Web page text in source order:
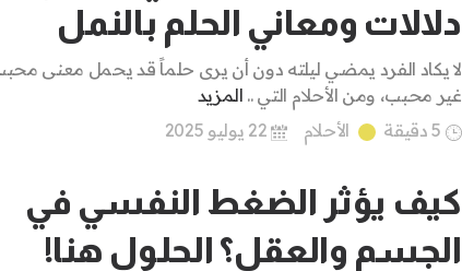
دلالات ومعاني الحلم بالنمل
لا يكاد الفرد يمضي ليلته دون أن يرى حلماً قد يحمل معنى
غير محبب، ومن الأحلام التي .. المزيد
5 دقيقة
الأحلام 22 يوليو 2025
كيف يؤثر الضغط النفسي في
الجسم والعقل؟ الحلول هنا!